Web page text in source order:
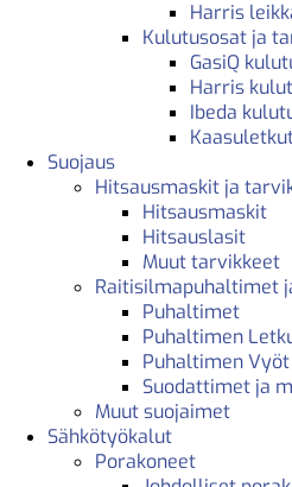
Harris
Kulutusosat ja
GasiQ
Harris
Ibeda
Suojaus
Hitsausmaskit ja
Hitsausmaskit
Hitsauslasit
Muut tarvikkeet
Raitisilmapuhaltimet
Puhaltimet
Puhaltimen
Puhaltimen Vyöt
Suodattimet ja
Muut suojaimet
Sähkötyökalut
Porakoneet